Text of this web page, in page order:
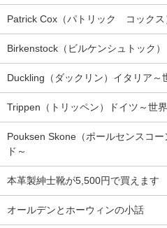
Patrick Cox（パトリック コックス
Birkenstock（ビルケンシュトック
Duckling（ダックリン）イタリア～
Trippen（トリッペン）ドイツ～世
Pouksen Skone（ポールセンスコ
ド～
本革製紳士靴が5,500円で買えます
オールデンとホーウィンの小話